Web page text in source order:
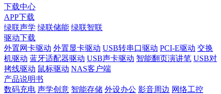
下载中心
APP下载
绿联声学 绿联储能 绿联智联
驱动下载
外置网卡驱动 外置显卡驱动 USB转串口驱动 PCI-E驱动 交换
机驱动 蓝牙适配器驱动 USB声卡驱动 智能翻页演讲笔 USB对
拷线驱动 鼠标驱动 NAS客户端
产品说明书
数码充电 声学创意 智能存储 外设办公 影音周边 网络工控